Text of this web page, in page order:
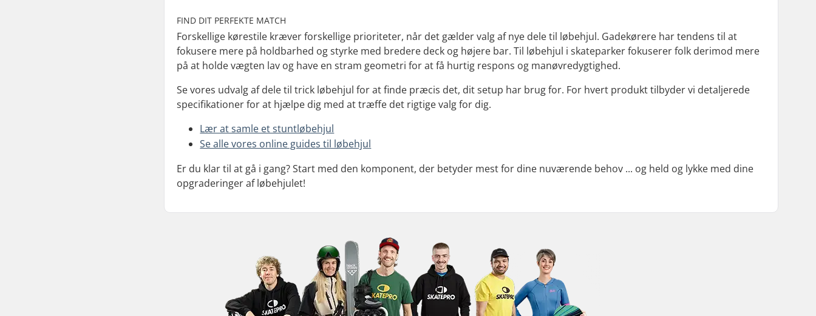
FIND DIT PERFEKTE MATCH
Forskellige kørestile kræver forskellige prioriteter, når det gælder valg af nye dele til løbehjul. Gadekørere har tendens til at
fokusere mere på holdbarhed og styrke med bredere deck og højere bar. Til løbehjul i skateparker fokuserer folk derimod mere
på at holde vægten lav og have en stram geometri for at få hurtig respons og manøvredygtighed.
Se vores udvalg af dele til trick løbehjul for at finde præcis det, dit setup har brug for. For hvert produkt tilbyder vi detaljerede
specifikationer for at hjælpe dig med at træffe det rigtige valg for dig.
Lær at samle et stuntløbehjul
Se alle vores online guides til løbehjul
Er du klar til at gå i gang? Start med den komponent, der betyder mest for dine nuværende behov ... og held og lykke med dine
opgraderinger af løbehjulet!